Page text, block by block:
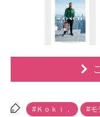
#Ｋｏｋｉ， #モ